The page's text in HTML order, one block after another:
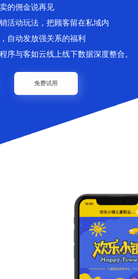
的佣金说再见
活动玩法，把顾客留在私域内
自动发放强关系的福利
序与客如云线上线下数据深度整合。
免费试用